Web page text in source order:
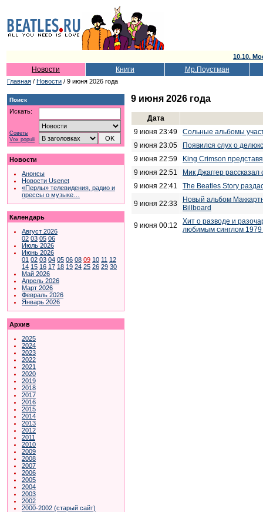
10.10.
Новости Книги Мр.Поустман
Главная / Новости / 9 июня 2026 года
Поиск
Искать:
Советы
Vox populi
Новости
Анонсы
Новости Usenet
«Перлы» телевидения, радио и
прессы о музыке…
Календарь
Август 2026
02 03 05 06
Июль 2026
Июнь 2026
01 02 03 04 05 06 08 09 10 11 12
14 15 16 17 18 19 24 25 26 29 30
Май 2026
Апрель 2026
Март 2026
Февраль 2026
Январь 2026
Архив
2025
2024
2023
2022
2021
2020
2019
2018
2017
2016
2015
2014
2013
2012
2011
2010
2009
2008
2007
2006
2005
2004
2003
2002
2000-2002 (старый сайт)
9 июня 2026 года
Дата
9 июня 23:49
Сольные альбомы
9 июня 23:05
Появился слух о
9 июня 22:59
King Crimson
9 июня 22:51
Мик Джаггер
9 июня 22:41
The Beatles Story
9 июня 22:33
Новый альбом
Billboard
9 июня 00:12
Хит о разводе и
любимым синглом 1979